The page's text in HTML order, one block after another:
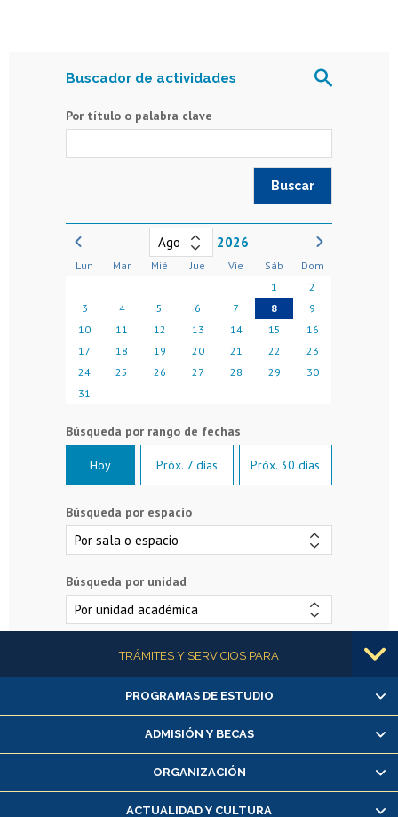
Buscador de actividades
Por título o palabra clave
2026
Lun Mar Mié Jue Vie Sáb
Dom
1
2
3
4 5 6 7 8
9
10
11 12 13 14 15
16
17
18 19 20 21 22
23
24
25 26 27 28 29
30
31
Hoy Próx. 7 días Próx. 30 días
Búsqueda por espacio
Búsqueda por unidad
Más informaciónTRÁMITES Y SERVICIOS PARA
Alumnas/os y exalumnas/os
Matrícula en línea
Inscripción y cambio de asignaturas
Consulta y certificado de notas
PROGRAMAS DE ESTUDIO
ADMISIÓN Y BECAS
ORGANIZACIÓN
ACTUALIDAD Y CULTURA